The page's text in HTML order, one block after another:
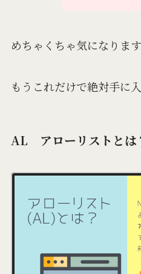
めちゃくちゃ気になります
もうこれだけで絶対手に
AL アローリストとは